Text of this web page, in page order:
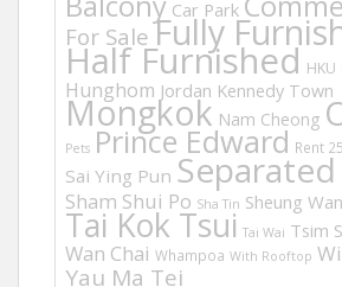
Car Park
For Sale Fully
Half Furnished HKU
Hunghom Jordan Kennedy Town
Mongkok Nam Cheong
Pets Prince Edward Rent
Sai Ying Pun
Sham Shui Po Sha Tin Sheung Wan
Tai Kok Tsui Tai Wai Tsim
Wan Chai Whampoa With Rooftop
Yau Ma Tei